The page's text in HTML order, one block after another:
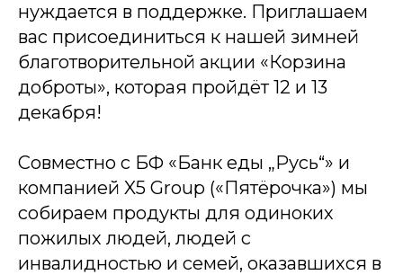
нуждается в поддержке. Приглашаем
вас присоединиться к нашей зимней
благотворительной акции «Корзина
доброты», которая пройдёт 12 и 13
декабря!
Совместно с БФ «Банк еды „Русь“» и
компанией X5 Group («Пятёрочка») мы
собираем продукты для одиноких
пожилых людей, людей с
инвалидностью и семей, оказавшихся в